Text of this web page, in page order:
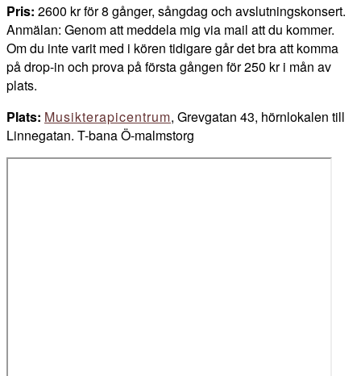
Pris: 2600 kr för 8 gånger, sångdag och avslutningskonsert.
Anmälan: Genom att meddela mig via mail att du kommer.
Om du inte varit med i kören tidigare går det bra att komma
på drop-in och prova på första gången för 250 kr i mån av
plats.
Plats: Musikterapicentrum, Grevgatan 43, hörnlokalen till
Linnegatan. T-bana Ö-malmstorg